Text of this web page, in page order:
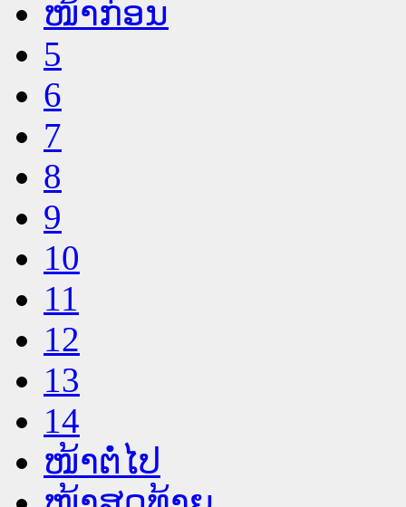
ໜ້າກ່ອນ
5
6
7
8
9
10
11
12
13
14
ໜ້າຕໍ່ໄປ